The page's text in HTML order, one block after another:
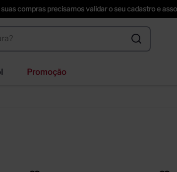
compras precisamos validar o seu cadastro e
Promoção